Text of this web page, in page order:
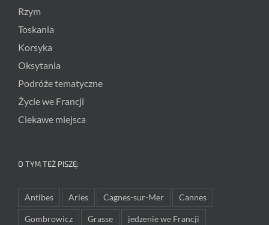
Rzym
Toskania
Korsyka
Oksytania
Podróże tematyczne
Życie we Francji
Ciekawe miejsca
O TYM TEŻ PISZĘ:
Antibes Arles Cagnes-sur-Mer Cannes
Gombrowicz Grasse jedzenie we Francji